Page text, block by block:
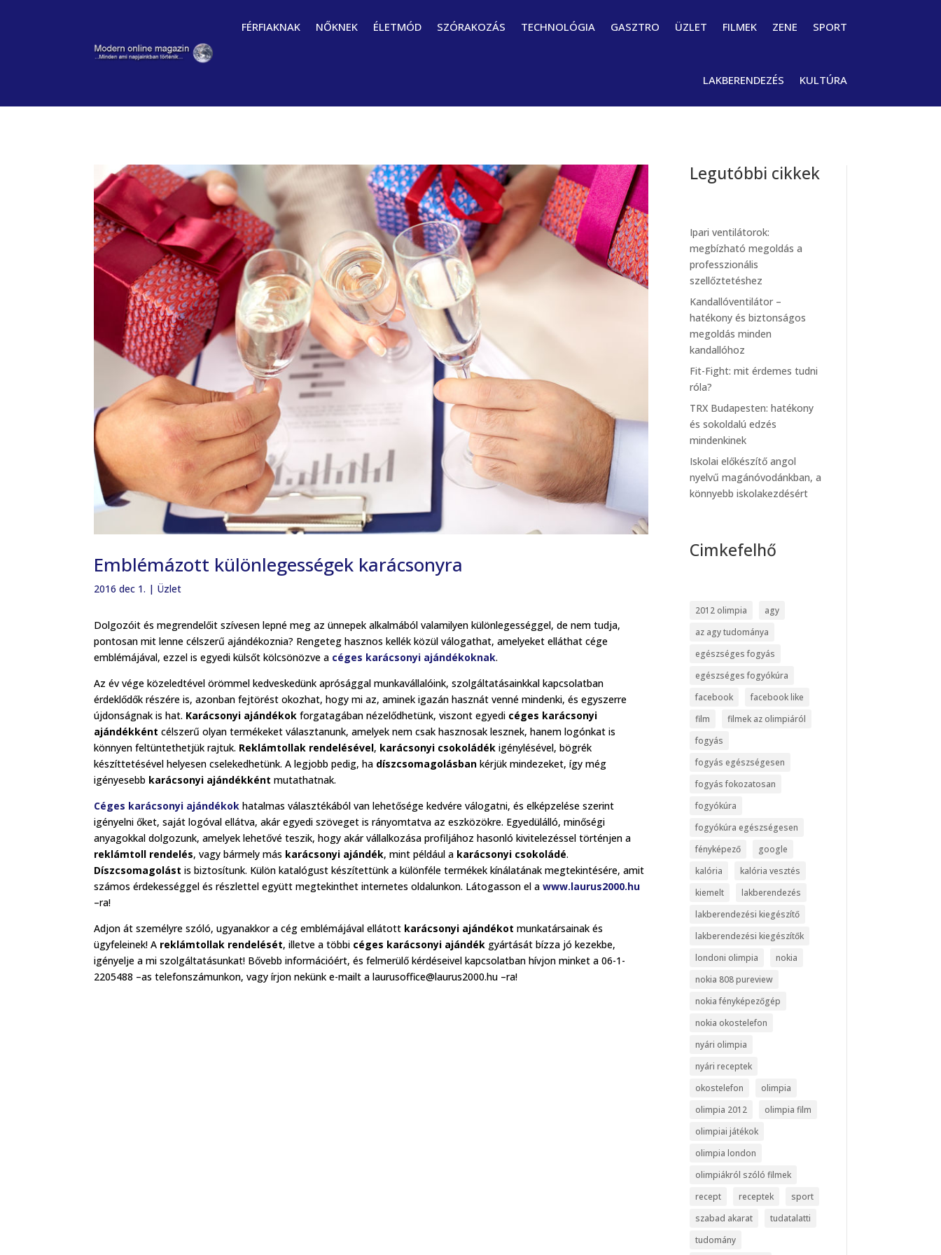
FÉRFIAKNAK NŐKNEK ÉLETMÓD SZÓRAKOZÁS TECHNOLÓGIA GASZTRO ÜZLET FILMEK ZENE SPORT
LAKBERENDEZÉS KULTÚRA
Emblémázott különlegességek karácsonyra
2016 dec 1. | Üzlet
Dolgozóit és megrendelőit szívesen lepné meg az ünnepek alkalmából valamilyen különlegességgel, de nem tudja,
pontosan mit lenne célszerű ajándékoznia? Rengeteg hasznos kellék közül válogathat, amelyeket elláthat cége
emblémájával, ezzel is egyedi külsőt kölcsönözve a céges karácsonyi ajándékoknak.
Az év vége közeledtével örömmel kedveskedünk aprósággal munkavállalóink, szolgáltatásainkkal kapcsolatban
érdeklődők részére is, azonban fejtörést okozhat, hogy mi az, aminek igazán hasznát venné mindenki, és egyszerre
újdonságnak is hat. Karácsonyi ajándékok forgatagában nézelődhetünk, viszont egyedi céges karácsonyi
ajándékként célszerű olyan termékeket választanunk, amelyek nem csak hasznosak lesznek, hanem logónkat is
könnyen feltüntethetjük rajtuk. Reklámtollak rendelésével, karácsonyi csokoládék igénylésével, bögrék
készíttetésével helyesen cselekedhetünk. A legjobb pedig, ha díszcsomagolásban kérjük mindezeket, így még
igényesebb karácsonyi ajándékként mutathatnak.
Céges karácsonyi ajándékok hatalmas választékából van lehetősége kedvére válogatni, és elképzelése szerint
igényelni őket, saját logóval ellátva, akár egyedi szöveget is rányomtatva az eszközökre. Egyedülálló, minőségi
anyagokkal dolgozunk, amelyek lehetővé teszik, hogy akár vállalkozása profiljához hasonló kivitelezéssel történjen a
reklámtoll rendelés, vagy bármely más karácsonyi ajándék, mint például a karácsonyi csokoládé.
Díszcsomagolást is biztosítunk. Külön katalógust készítettünk a különféle termékek kínálatának megtekintésére, amit
számos érdekességgel és részlettel együtt megtekinthet internetes oldalunkon. Látogasson el awww.laurus2000.hu
–ra!
Adjon át személyre szóló, ugyanakkor a cég emblémájával ellátott karácsonyi ajándékot munkatársainak és
ügyfeleinek! A reklámtollak rendelését, illetve a többi céges karácsonyi ajándék gyártását bízza jó kezekbe,
igényelje a mi szolgáltatásunkat! Bővebb információért, és felmerülő kérdéseivel kapcsolatban hívjon minket a 06-1-
2205488 –as telefonszámunkon, vagy írjon nekünk e-mailt a laurusoffice@laurus2000.hu –ra!
Legutóbbi cikkek
Ipari ventilátorok:
megbízható megoldás a
professzionális
szellőztetéshez
Kandallóventilátor –
hatékony és biztonságos
megoldás minden
kandallóhoz
Fit-Fight: mit érdemes tudni
róla?
TRX Budapesten: hatékony
és sokoldalú edzés
mindenkinek
Iskolai előkészítő angol
nyelvű magánóvodánkban, a
könnyebb iskolakezdésért
Cimkefelhő
2012 olimpia
agy
az agy tudománya
egészséges fogyás
egészséges fogyókúra
facebook
facebook like
film
filmek az olimpiáról
fogyás
fogyás egészségesen
fogyás fokozatosan
fogyókúra
fogyókúra egészségesen
fényképező
google
kalória
kalória vesztés
kiemelt
lakberendezés
lakberendezési kiegészítő
lakberendezési kiegészítők
londoni olimpia
nokia
nokia 808 pureview
nokia fényképezőgép
nokia okostelefon
nyári olimpia
nyári receptek
okostelefon
olimpia
olimpia 2012
olimpia film
olimpiai játékok
olimpia london
olimpiákról szóló filmek
recept
receptek
sport
szabad akarat
tudatalatti
tudomány